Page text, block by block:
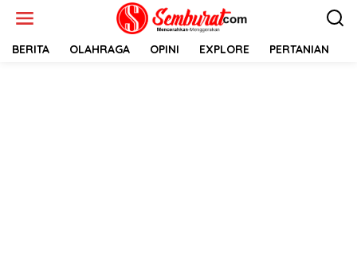
BERITA OLAHRAGA OPINI EXPLORE PERTANIAN